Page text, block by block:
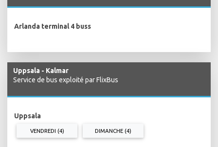
Arlanda terminal 4 buss
Uppsala - Kalmar
Service de bus exploité par FlixBus
Uppsala
VENDREDI (4) DIMANCHE (4)